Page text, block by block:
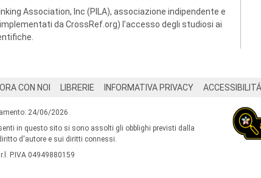
Association, Inc (PILA), associazione indipendente e
da CrossRef.org) l’accesso degli studiosi ai
CON NOI LIBRERIE INFORMATIVA PRIVACY ACCESSIBILITÁ
24/06/2026
in questo sito si sono assolti gli obblighi previsti dalla
d'autore e sui diritti connessi.
P.IVA 04949880159